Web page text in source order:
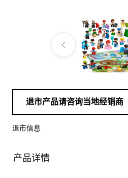
退市产品请咨询当地经销商
退市信息
产品详情